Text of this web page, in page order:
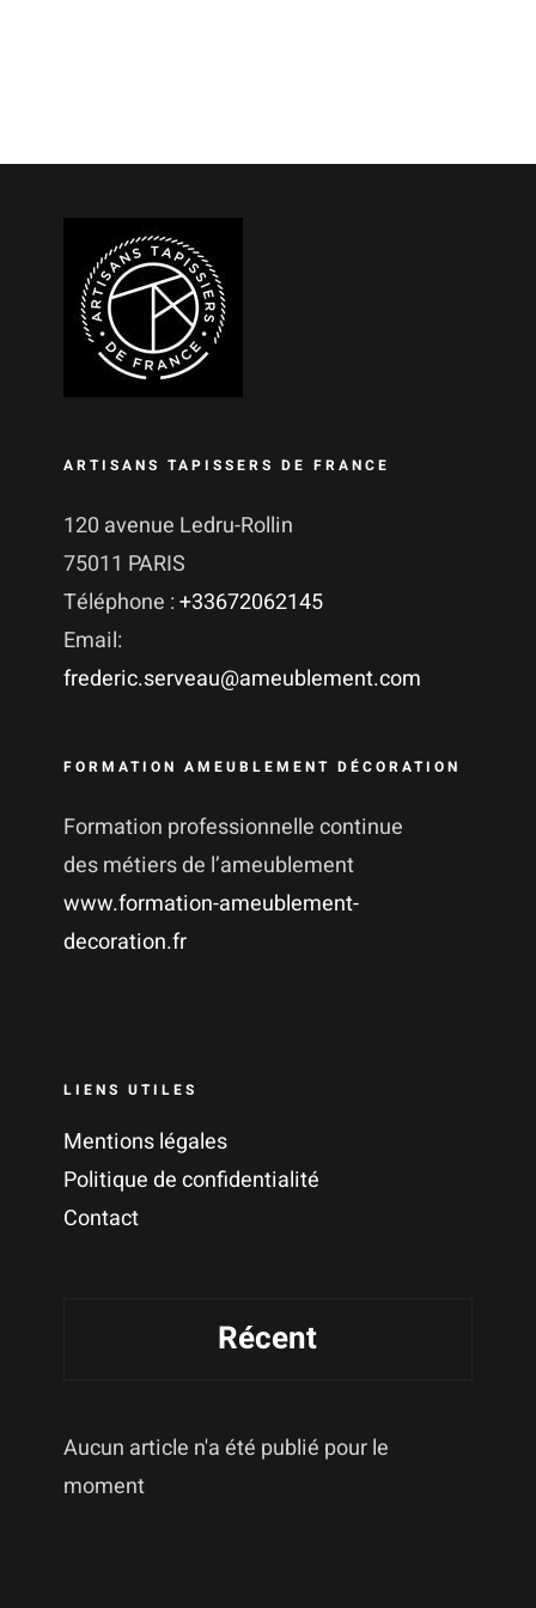
ARTISANS TAPISSERS DE FRANCE
120 avenue Ledru-Rollin
75011 PARIS
Téléphone :+33672062145
Email:
frederic.serveau@ameublement.com
FORMATION AMEUBLEMENT DÉCORATION
Formation professionnelle continue
des métiers de l’ameublement
www.formation-ameublement-
decoration.fr
LIENS UTILES
Mentions légales
Politique de confidentialité
Contact
Récent
Aucun article n'a été publié pour le
moment